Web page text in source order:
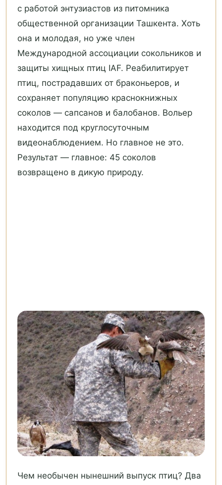
с работой энтузиастов из питомника
общественной организации Ташкента. Хоть
она и молодая, но уже член
Международной ассоциации сокольников и
защиты хищных птиц IAF. Реабилитирует
птиц, пострадавших от браконьеров, и
сохраняет популяцию краснокнижных
соколов — сапсанов и балобанов. Вольер
находится под круглосуточным
видеонаблюдением. Но главное не это.
Результат — главное: 45 соколов
возвращено в дикую природу.
Чем необычен нынешний выпуск птиц? Два